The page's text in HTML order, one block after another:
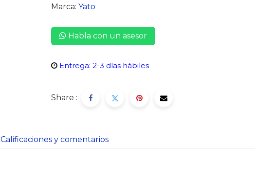
Marca: Yato
Habla con un asesor
Entrega: 2-3 días hábiles
Share :
Calificaciones y comentarios